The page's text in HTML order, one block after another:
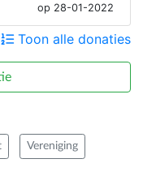
op 28-01-2022
Toon alle donaties
Vereniging